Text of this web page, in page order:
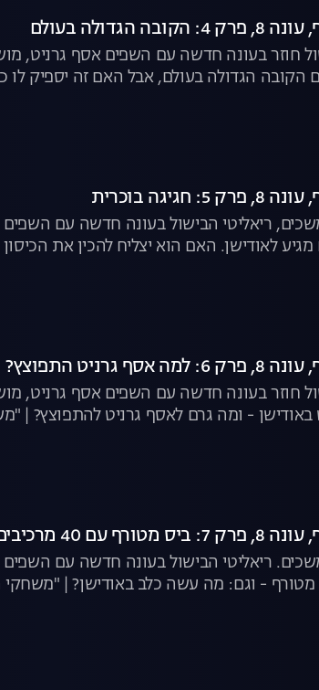
הגדולה בעולם
חוזר בעונה חדשה עם השפים אסף גרניט,
הקובה הגדולה בעולם, אבל האם זה יספיק לו
בוכרית
ריאליטי הבישול בעונה חדשה עם
מגיע לאודישן. האם הוא יצליח להכין את
גרניט התפוצץ?
חוזר בעונה חדשה עם השפים אסף גרניט,
- ומה גרם לאסף גרניט להתפוצץ? |
עם 40 מרכיבים
מטורף - וגם: מה עשה כלב באודישן? | "משחקי